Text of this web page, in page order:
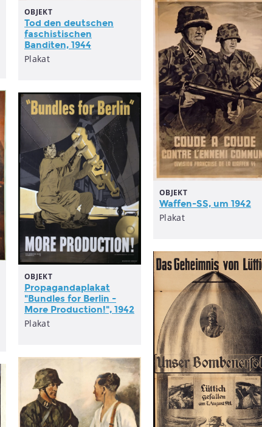
OBJEKT
Tod den deutschen
faschistischen
Banditen, 1944
Plakat
OBJEKT
Waffen-SS, um 1942
Plakat
OBJEKT
Propagandaplakat
"Bundles for Berlin -
More Production!", 1942
Plakat